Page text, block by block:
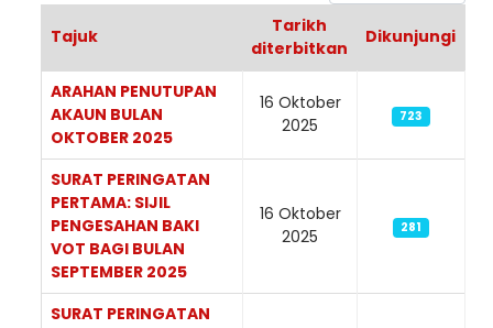
Articles
Tajuk
Tarikh
diterbitkan
Dikunjungi
ARAHAN PENUTUPAN
AKAUN BULAN
OKTOBER 2025
16 Oktober
2025
723
SURAT PERINGATAN
PERTAMA: SIJIL
PENGESAHAN BAKI
VOT BAGI BULAN
SEPTEMBER 2025
16 Oktober
2025
281
SURAT PERINGATAN